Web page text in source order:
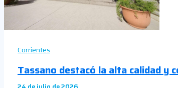
Corrientes
Tassano destacó la alta calidad y